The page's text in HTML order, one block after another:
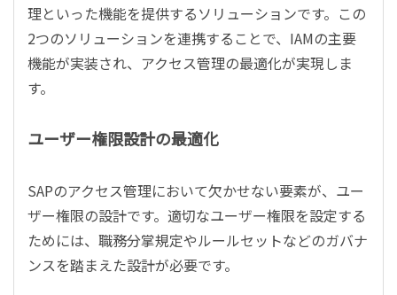
理といった機能を提供するソリューションです。この
2つのソリューションを連携することで、IAMの主要
機能が実装され、アクセス管理の最適化が実現しま
す。
ユーザー権限設計の最適化
SAPのアクセス管理において欠かせない要素が、ユー
ザー権限の設計です。適切なユーザー権限を設定する
ためには、職務分掌規定やルールセットなどのガバナ
ンスを踏まえた設計が必要です。